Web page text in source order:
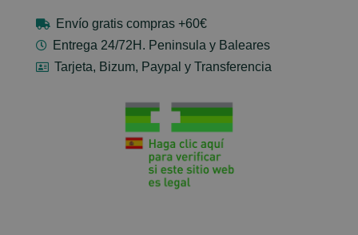
Envío gratis compras +60€
Entrega 24/72H. Peninsula y Baleares
Tarjeta, Bizum, Paypal y Transferencia